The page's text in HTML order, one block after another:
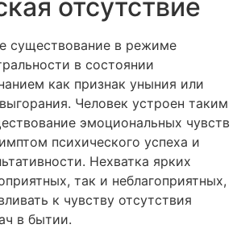
отсутствие
существование в режиме
в состоянии
как признак уныния или
Человек устроен таким
эмоциональных чувств
психического успеха и
Нехватка ярких
так и неблагоприятных,
к чувству отсутствия
в бытии.